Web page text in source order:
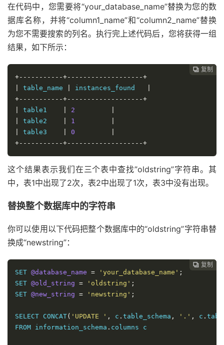
在代码中，您需要将“your_database_name”替换为您的数
据库名称，并将“column1_name”和“column2_name”替换
为您不需要搜索的列名。执行完上述代码后，您将获得一组
结果，如下所示：
 复制
+-----------+-------------------+
table_name instances_found
+-----------+-------------------+
table1 2
table2 1
table3 0
+-----------+-------------------+
这个结果表示我们在三个表中查找”oldstring”字符串。其
中，表1中出现了2次，表2中出现了1次，表3中没有出现。
替换整个数据库中的字符串
你可以使用以下代码把整个数据库中的“oldstring”字符串替
换成“newstring”：
 复制
SET @database_name = 'your_database_name' ;
SET @old_string = 'oldstring' ;
SET @new_string = 'newstring' ;
SELECT CONCAT( 'UPDATE ' , c . table_schema , '.' , c .
FROM information_schema . columns c